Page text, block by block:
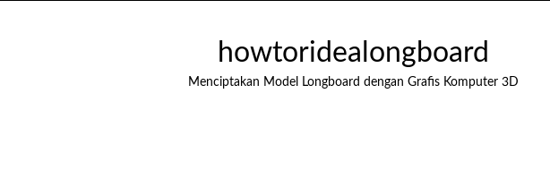
howtoridealongboard
Menciptakan Model Longboard dengan Grafis Komputer 3D